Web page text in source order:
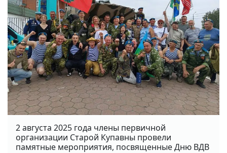
2 августа 2025 года члены первичной
организации Старой Купавны провели
памятные мероприятия, посвященные Дню ВДВ